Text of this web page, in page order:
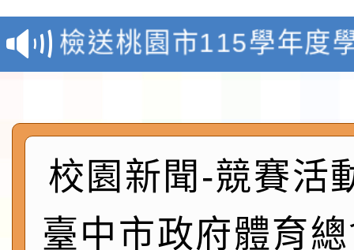
檢送桃園市115學年度
及師生本土語及新住民
實施要點各1份
115年食農教育專業人
程
函轉國家通訊傳播委員
鎮韌性（防空）演習－
速演練執行計畫」
「115年金融知識線上
法」
本校115學年度第1學
校園新聞-競賽活
臺中市政府體育